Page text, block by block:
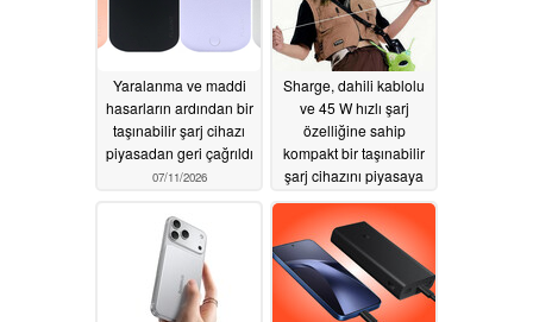
Yaralanma ve maddi
hasarların ardından bir
taşınabilir şarj cihazı
piyasadan geri çağrıldı
07/11/2026
Sharge, dahili kablolu
ve 45 W hızlı şarj
özelliğine sahip
kompakt bir taşınabilir
şarj cihazını piyasaya
sürdü07/09/2026